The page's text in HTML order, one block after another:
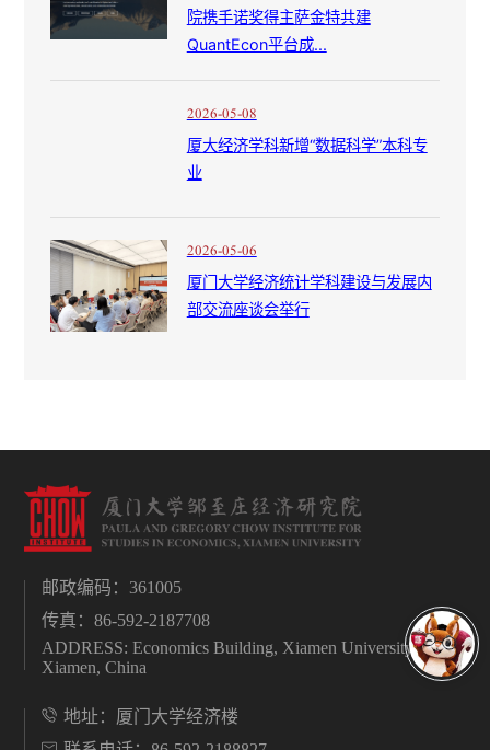
院携手诺奖得主萨金特共建
QuantEcon平台成...
2026-05-08
厦大经济学科新增“数据科学”本科专
业
2026-05-06
厦门大学经济统计学科建设与发展内
部交流座谈会举行
邮政编码：361005
传真：86-592-2187708
ADDRESS: Economics Building, Xiamen University,
Xiamen, China
地址：厦门大学经济楼